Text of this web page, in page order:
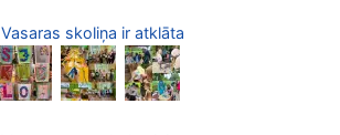
Vasaras skoliņa ir atklāta